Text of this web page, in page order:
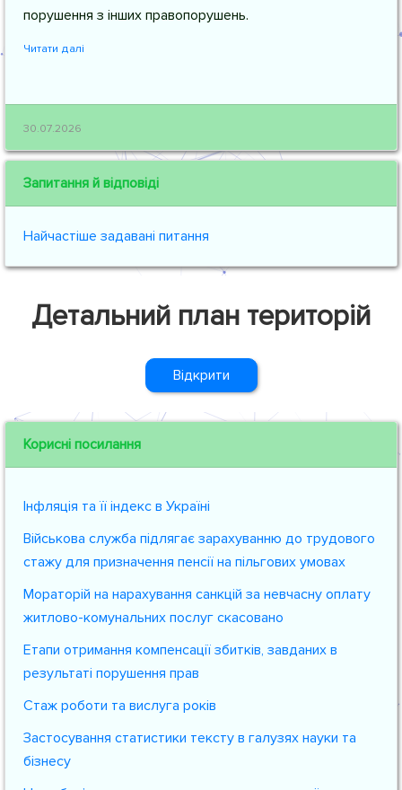
порушення з інших правопорушень.
Читати далі
30.07.2026
Запитання й відповіді
Найчастіше задавані питання
Детальний план територій
Відкрити
Корисні посилання
Інфляція та її індекс в Україні
Військова служба підлягає зарахуванню до трудового
стажу для призначення пенсії на пільгових умовах
Мораторій на нарахування санкцій за невчасну оплату
житлово-комунальних послуг скасовано
Етапи отримання компенсації збитків, завданих в
результаті порушення прав
Стаж роботи та вислуга років
Застосування статистики тексту в галузях науки та
бізнесу